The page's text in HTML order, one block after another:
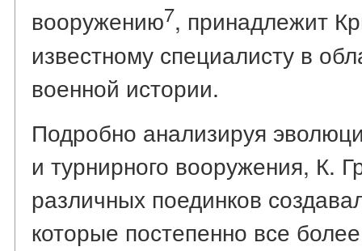
вооружению7, принадлежит
известному специалисту в
военной истории.
Подробно анализируя
и турнирного вооружения, К.
различных поединков
которые постепенно все